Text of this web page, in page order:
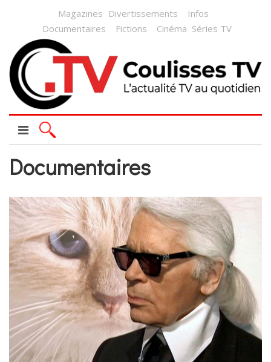
Magazines Divertissements
Infos
Documentaires
Fictions Cinéma Séries TV
Documentaires